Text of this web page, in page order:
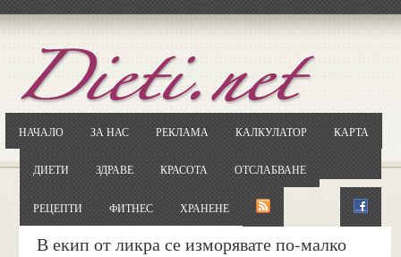
НАЧАЛО ЗА НАС РЕКЛАМА КАЛКУЛАТОР КАРТА
ДИЕТИ ЗДРАВЕ КРАСОТА ОТСЛАБВАНЕ
РЕЦЕПТИ ФИТНЕС ХРАНЕНЕ
В екип от ликра се изморявате по-малко
ОтворетеGoogle.bg
Потърсете "Cloxy"
Кликнете на първия резултат
... и я въведете в полето: